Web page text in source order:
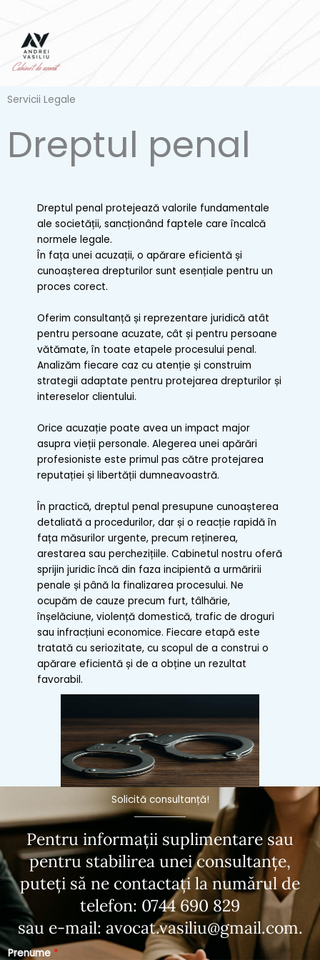
content
Servicii Legale
Dreptul penal
Dreptul penal protejează valorile fundamentale
ale societății, sancționând faptele care încalcă
normele legale.
În fața unei acuzații, o apărare eficientă și
cunoașterea drepturilor sunt esențiale pentru un
proces corect.
Oferim consultanță și reprezentare juridică atât
pentru persoane acuzate, cât și pentru persoane
vătămate, în toate etapele procesului penal.
Analizăm fiecare caz cu atenție și construim
strategii adaptate pentru protejarea drepturilor și
intereselor clientului.
Orice acuzație poate avea un impact major
asupra vieții personale. Alegerea unei apărări
profesioniste este primul pas către protejarea
reputației și libertății dumneavoastră.
În practică, dreptul penal presupune cunoașterea
detaliată a procedurilor, dar și o reacție rapidă în
fața măsurilor urgente, precum reținerea,
arestarea sau perchezițiile. Cabinetul nostru oferă
sprijin juridic încă din faza incipientă a urmăririi
penale și până la finalizarea procesului. Ne
ocupăm de cauze precum furt, tâlhărie,
înșelăciune, violență domestică, trafic de droguri
sau infracțiuni economice. Fiecare etapă este
tratată cu seriozitate, cu scopul de a construi o
apărare eficientă și de a obține un rezultat
favorabil.
Solicită consultanță!
Pentru informații suplimentare sau
pentru stabilirea unei consultanțe,
puteți să ne contactați la numărul de
telefon: 0744 690 829
sau e-mail: avocat.vasiliu@gmail.com.
Prenume *